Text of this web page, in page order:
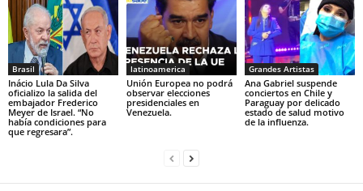
Brasil
Inácio Lula Da Silva
oficializo la salida del
embajador Frederico
Meyer de Israel. “No
había condiciones para
que regresara”.
latinoamerica
Unión Europea no podrá
observar elecciones
presidenciales en
Venezuela.
Grandes Artistas
Ana Gabriel suspende
conciertos en Chile y
Paraguay por delicado
estado de salud motivo
de la influenza.